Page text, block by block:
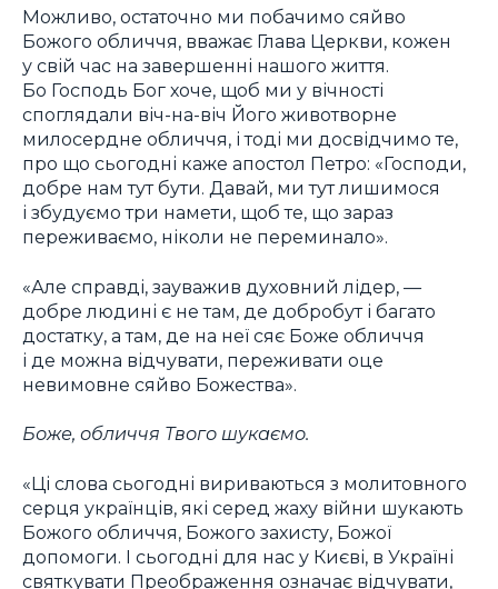
Можливо, остаточно ми побачимо сяйво
Божого обличчя, вважає Глава Церкви, кожен
у свій час на завершенні нашого життя.
Бо Господь Бог хоче, щоб ми у вічності
споглядали віч-на-віч Його животворне
милосердне обличчя, і тоді ми досвідчимо те,
про що сьогодні каже апостол Петро: «Господи,
добре нам тут бути. Давай, ми тут лишимося
і збудуємо три намети, щоб те, що зараз
переживаємо, ніколи не переминало».
«Але справді, зауважив духовний лідер, —
добре людині є не там, де добробут і багато
достатку, а там, де на неї сяє Боже обличчя
і де можна відчувати, переживати оце
невимовне сяйво Божества».
Боже, обличчя Твого шукаємо.
«Ці слова сьогодні вириваються з молитовного
серця українців, які серед жаху війни шукають
Божого обличчя, Божого захисту, Божої
допомоги. І сьогодні для нас у Києві, в Україні
святкувати Преображення означає відчувати,